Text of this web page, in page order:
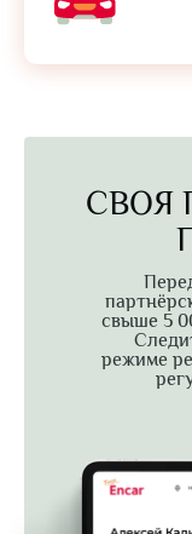
СВОЯ
свыше 5
режиме